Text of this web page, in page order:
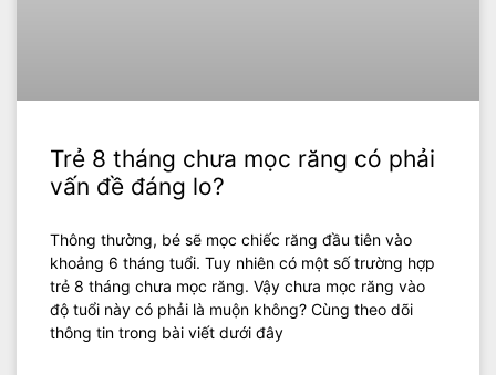
Trẻ 8 tháng chưa mọc răng có phải
vấn đề đáng lo?
Thông thường, bé sẽ mọc chiếc răng đầu tiên vào
khoảng 6 tháng tuổi. Tuy nhiên có một số trường hợp
trẻ 8 tháng chưa mọc răng. Vậy chưa mọc răng vào
độ tuổi này có phải là muộn không? Cùng theo dõi
thông tin trong bài viết dưới đây